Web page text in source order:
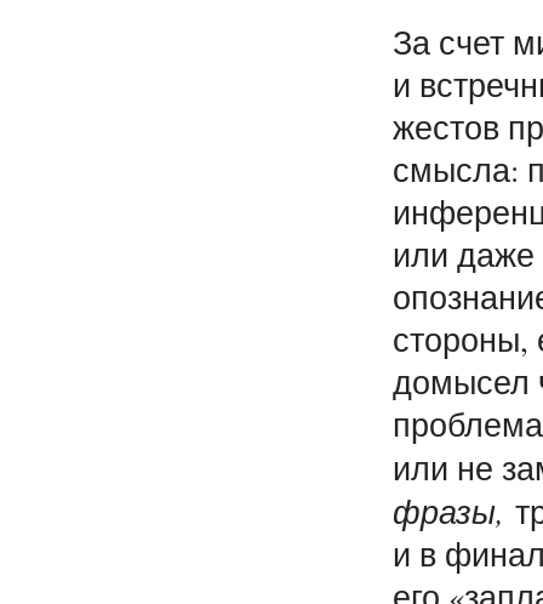
За счет
и
жестов
смысла:
или
стороны,
домысел
или не
фразы,
и в